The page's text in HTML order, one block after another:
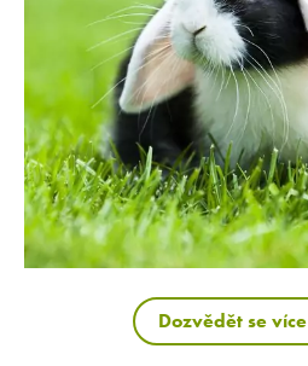
Dozvědět se více